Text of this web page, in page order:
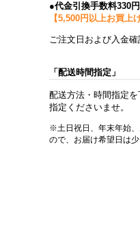
●代金引換手数料330円
【5,500円以上お買上
ご注文日および入金
「配送時間指定」
配送方法・時間指定
指定くださいませ。
※土日祝日、年末年始
ので、お届け希望日は